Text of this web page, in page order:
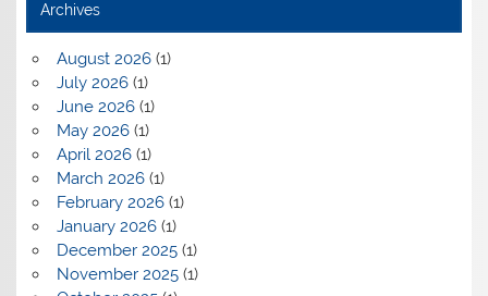
Archives
August 2026(1)
July 2026(1)
June 2026(1)
May 2026(1)
April 2026(1)
March 2026(1)
February 2026(1)
January 2026(1)
December 2025(1)
November 2025(1)